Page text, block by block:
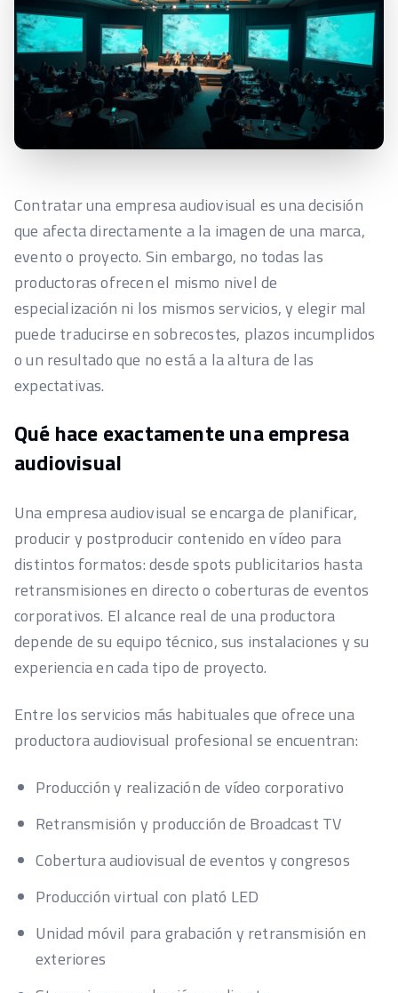
Contratar una empresa audiovisual es una decisión
que afecta directamente a la imagen de una marca,
evento o proyecto. Sin embargo, no todas las
productoras ofrecen el mismo nivel de
especialización ni los mismos servicios, y elegir mal
puede traducirse en sobrecostes, plazos incumplidos
o un resultado que no está a la altura de las
expectativas.
Qué hace exactamente una empresa
audiovisual
Una empresa audiovisual se encarga de planificar,
producir y postproducir contenido en vídeo para
distintos formatos: desde spots publicitarios hasta
retransmisiones en directo o coberturas de eventos
corporativos. El alcance real de una productora
depende de su equipo técnico, sus instalaciones y su
experiencia en cada tipo de proyecto.
Entre los servicios más habituales que ofrece una
productora audiovisual profesional se encuentran:
Producción y realización de vídeo corporativo
Retransmisión y producción de Broadcast TV
Cobertura audiovisual de eventos y congresos
Producción virtual con plató LED
Unidad móvil para grabación y retransmisión en
exteriores